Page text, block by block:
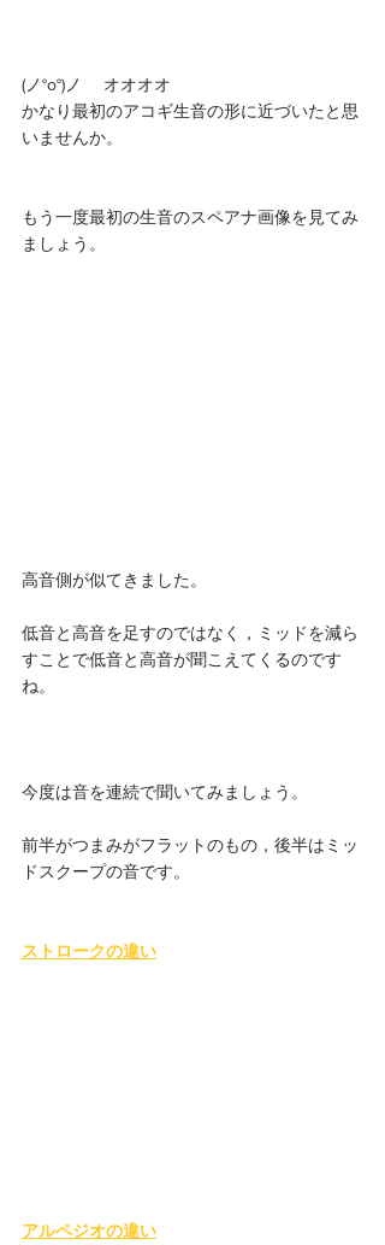
(ノ°ο°)ノ 　オオオオ
かなり最初のアコギ生音の形に近づいたと思
いませんか。
もう一度最初の生音のスペアナ画像を見てみ
ましょう。
高音側が似てきました。
低音と高音を足すのではなく，ミッドを減ら
すことで低音と高音が聞こえてくるのです
ね。
今度は音を連続で聞いてみましょう。
前半がつまみがフラットのもの，後半はミッ
ドスクープの音です。
ストロークの違い
アルペジオの違い